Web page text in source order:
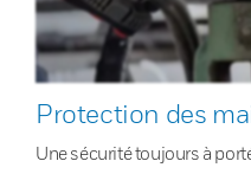
Protection des
Une sécurité toujours à